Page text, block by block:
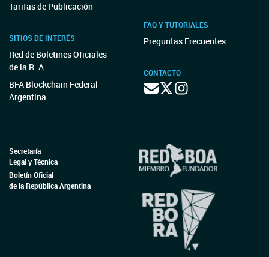
Tarifas de Publicación
SITIOS DE INTERÉS
Red de Boletines Oficiales
de la R. A.
BFA Blockchain Federal
Argentina
FAQ Y TUTORIALES
Preguntas Frecuentes
CONTACTO
Secretaría
Legal y Técnica
Boletín Oficial
de la República Argentina